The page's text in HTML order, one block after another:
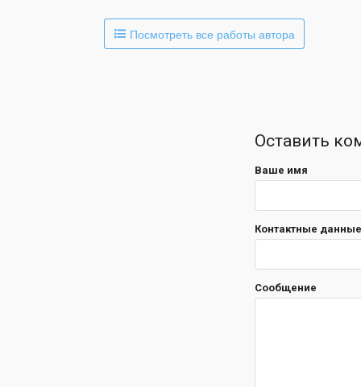
Посмотреть все работы автора
Оставить
Ваше имя
Контактные
Сообщение